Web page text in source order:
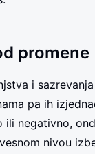
promene
i
pa ih
ili negativno,
nivou